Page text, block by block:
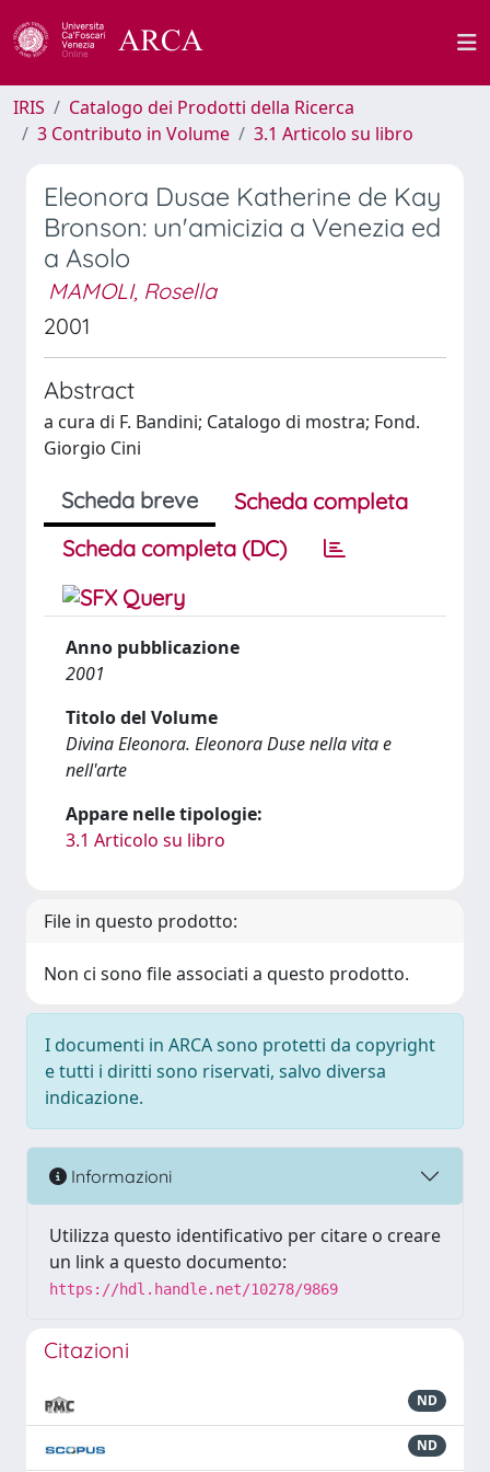
IRIS
Catalogo dei Prodotti della Ricerca
3 Contributo in Volume
3.1 Articolo su libro
Eleonora Dusae Katherine de Kay
Bronson: un'amicizia a Venezia ed
a Asolo
MAMOLI, Rosella
2001
Abstract
a cura di F. Bandini; Catalogo di mostra; Fond.
Giorgio Cini
Scheda breve
Scheda completa
Scheda completa (DC)
Anno pubblicazione
2001
Titolo del Volume
Divina Eleonora. Eleonora Duse nella vita e
nell'arte
Appare nelle tipologie:
3.1 Articolo su libro
File in questo prodotto:
Non ci sono file associati a questo prodotto.
I documenti in ARCA sono protetti da copyright
e tutti i diritti sono riservati, salvo diversa
indicazione.
Informazioni
Utilizza questo identificativo per citare o creare
un link a questo documento:
https://hdl.handle.net/10278/9869
Citazioni
ND
ND